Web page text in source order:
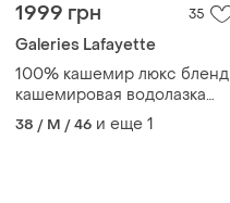
1999 грн 35
Galeries Lafayette
100% кашемир люкс бленд
кашемировая водолазка
гольф кашемір супер
качество!!!
38 / M / 46 и еще 1